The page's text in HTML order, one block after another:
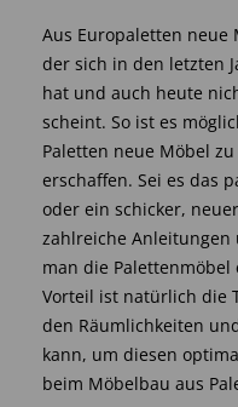
Aus Europaletten neue
der sich in den letzten
hat und auch heute
scheint. So ist es
Paletten neue Möbel
erschaffen. Sei es das
oder ein schicker,
zahlreiche
man die Palettenmöbel
Vorteil ist natürlich die
den Räumlichkeiten
kann, um diesen
beim Möbelbau aus